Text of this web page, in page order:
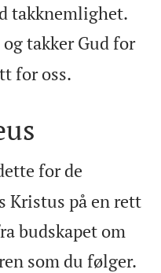
takknemlighet.
takker Gud for
for oss.
for de
Kristus på en rett
budskapet om
som du følger.